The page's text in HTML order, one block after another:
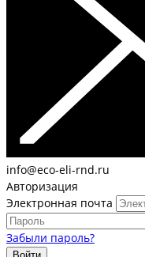
info@eco-eli-rnd.ru
Авторизация
Электронная почта
Забыли пароль?